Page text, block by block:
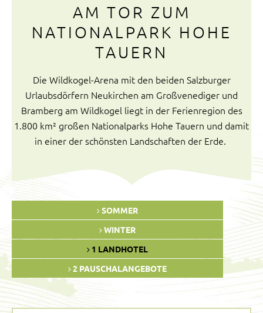
AM TOR ZUM
NATIONALPARK HOHE
TAUERN
Die Wildkogel-Arena mit den beiden Salzburger
Urlaubsdörfern Neukirchen am Großvenediger und
Bramberg am Wildkogel liegt in der Ferienregion des
1.800 km² großen Nationalparks Hohe Tauern und damit
in einer der schönsten Landschaften der Erde.
SOMMER
WINTER
1 LANDHOTEL
2 PAUSCHALANGEBOTE